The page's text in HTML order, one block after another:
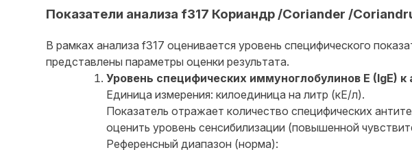
Показатели анализа f317 Кориандр /Coriander /
В рамках анализа f317 оценивается уровень специфического
представлены параметры оценки результата.
Уровень специфических иммуноглобулинов E (IgE)
Единица измерения: килоединица на литр (кЕ/л).
Показатель отражает количество специфических
оценить уровень сенсибилизации (повышенной
Референсный диапазон (норма):